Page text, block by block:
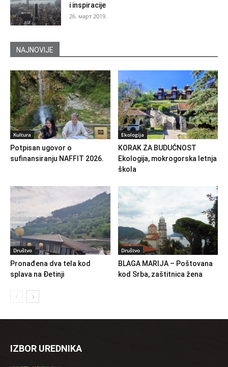
i inspiracije
26. март 2019.
NAJNOVIJE
Kultura
Potpisan ugovor o
sufinansiranju NAFFIT 2026.
Ekologija
KORAK ZA BUDUĆNOST
Ekologija, mokrogorska letnja
škola
Društvo
Pronađena dva tela kod
splava na Đetinji
Društvo
BLAGA MARIJA – Poštovana
kod Srba, zaštitnica žena
IZBOR UREDNIKA